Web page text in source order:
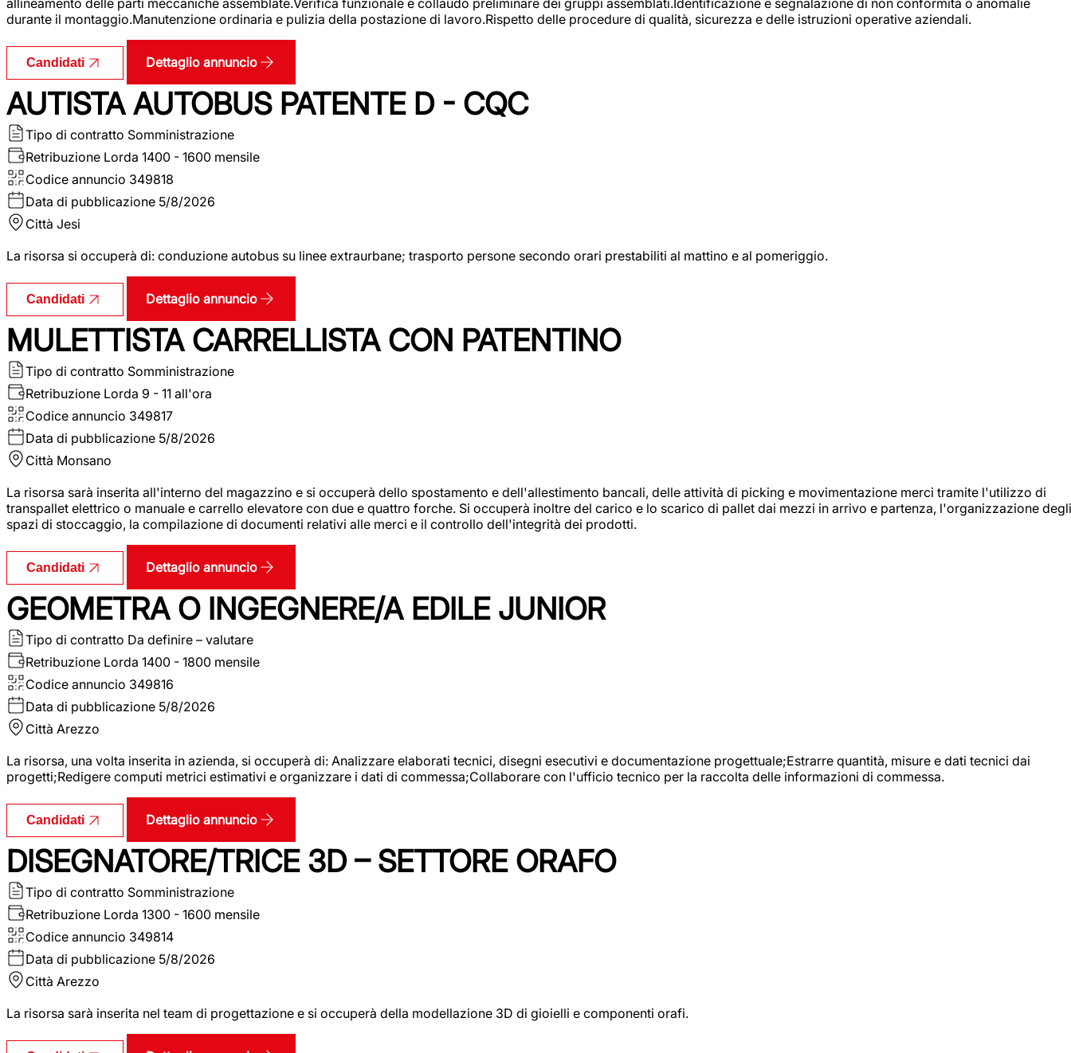
durante il montaggio.Manutenzione ordinaria e pulizia della postazione di lavoro.Rispetto delle procedure di qualità, sicurezza e delle istruzioni operative aziendali.
Candidati Dettaglio annuncio
AUTISTA AUTOBUS PATENTE D - CQC
Tipo di contratto Somministrazione
Retribuzione Lorda 1400 - 1600 mensile
Codice annuncio 349818
Data di pubblicazione 5/8/2026
Città Jesi
La risorsa si occuperà di: conduzione autobus su linee extraurbane; trasporto persone secondo orari prestabiliti al mattino e al pomeriggio.
Candidati Dettaglio annuncio
MULETTISTA CARRELLISTA CON PATENTINO
Tipo di contratto Somministrazione
Retribuzione Lorda 9 - 11 all'ora
Codice annuncio 349817
Data di pubblicazione 5/8/2026
Città Monsano
La risorsa sarà inserita all'interno del magazzino e si occuperà dello spostamento e dell'allestimento bancali, delle attività di picking e movimentazione merci tramite l'utilizzo di
transpallet elettrico o manuale e carrello elevatore con due e quattro forche. Si occuperà inoltre del carico e lo scarico di pallet dai mezzi in arrivo e partenza, l'organizzazione degli
spazi di stoccaggio, la compilazione di documenti relativi alle merci e il controllo dell'integrità dei prodotti.
Candidati Dettaglio annuncio
GEOMETRA O INGEGNERE/A EDILE JUNIOR
Tipo di contratto Da definire – valutare
Retribuzione Lorda 1400 - 1800 mensile
Codice annuncio 349816
Data di pubblicazione 5/8/2026
Città Arezzo
La risorsa, una volta inserita in azienda, si occuperà di: Analizzare elaborati tecnici, disegni esecutivi e documentazione progettuale;Estrarre quantità, misure e dati tecnici dai
progetti;Redigere computi metrici estimativi e organizzare i dati di commessa;Collaborare con l'ufficio tecnico per la raccolta delle informazioni di commessa.
Candidati Dettaglio annuncio
DISEGNATORE/TRICE 3D – SETTORE ORAFO
Tipo di contratto Somministrazione
Retribuzione Lorda 1300 - 1600 mensile
Codice annuncio 349814
Data di pubblicazione 5/8/2026
Città Arezzo
La risorsa sarà inserita nel team di progettazione e si occuperà della modellazione 3D di gioielli e componenti orafi.